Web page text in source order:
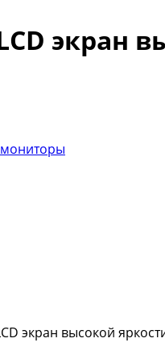
экран
экран высокой яркости